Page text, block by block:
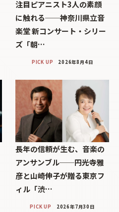
注目ピアニスト3人の素顔
に触れる──神奈川県立音
楽堂 新コンサート・シリー
ズ「朝…
PICK UP 2026年8月4日
長年の信頼が生む、音楽の
アンサンブル──円光寺雅
彦と山崎伸子が贈る東京フ
ィル「渋…
PICK UP 2026年7月30日